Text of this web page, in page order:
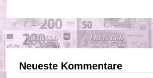
Neueste Kommentare